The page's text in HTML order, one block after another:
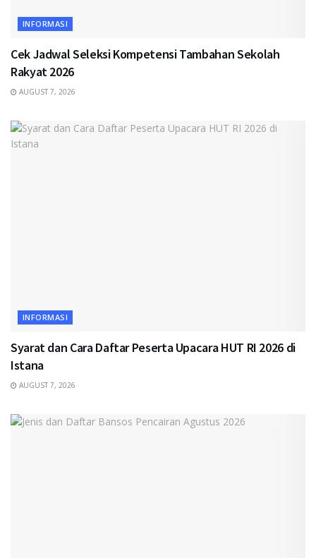
INFORMASI
Cek Jadwal Seleksi Kompetensi Tambahan Sekolah
Rakyat 2026
AUGUST 7, 2026
INFORMASI
Syarat dan Cara Daftar Peserta Upacara HUT RI 2026 di
Istana
AUGUST 7, 2026